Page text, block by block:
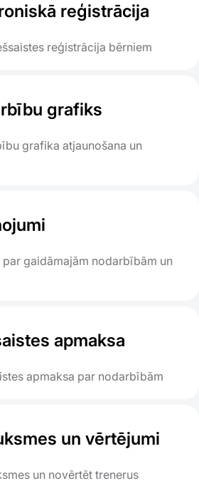
reģistrācija
reģistrācija bērniem
grafiks
grafika atjaunošana un
par gaidāmajām nodarbībām un
apmaksa
apmaksa par nodarbībām
un vērtējumi
un novērtēt trenerus